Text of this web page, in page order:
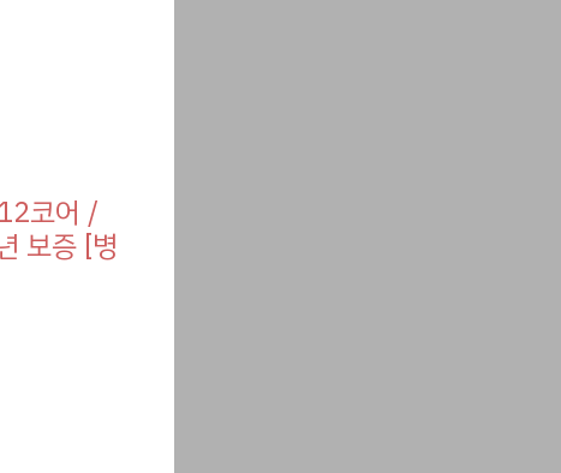
코어 /
보증 [병